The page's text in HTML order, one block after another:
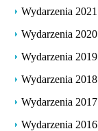
Wydarzenia 2021
Wydarzenia 2020
Wydarzenia 2019
Wydarzenia 2018
Wydarzenia 2017
Wydarzenia 2016